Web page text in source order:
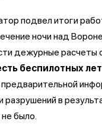
подвел итоги
ночи над
дежурные расчеты
беспилотных
предварительной
разрушений в
было.